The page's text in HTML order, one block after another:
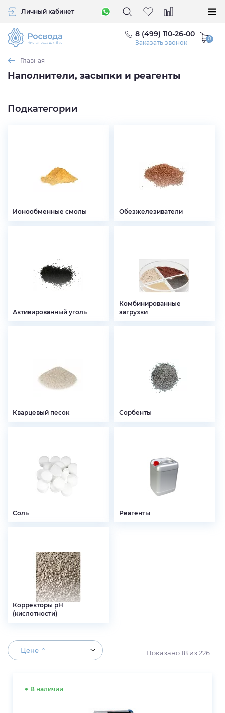
Личный кабинет
8 (499) 110-26-00
Заказать звонок
Главная
Наполнители, засыпки и реагенты
Подкатегории
Ионообменные смолы Обезжелезиватели
Активированный уголь
Комбинированные
загрузки
Кварцевый песок Сорбенты
Соль Реагенты
Корректоры pH
(кислотности)
Показано18 из 226
Цене ⇑
В наличии